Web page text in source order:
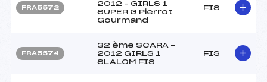
FRA5572
2012 – GIRLS 1
SUPER G Pierrot
Gourmand
FIS
FRA5574
32 ème SCARA –
2012 GIRLS 1
SLALOM FIS
FIS